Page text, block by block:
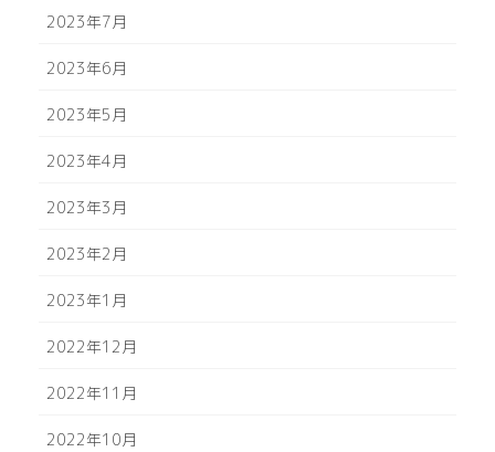
2023年7月
2023年6月
2023年5月
2023年4月
2023年3月
2023年2月
2023年1月
2022年12月
2022年11月
2022年10月